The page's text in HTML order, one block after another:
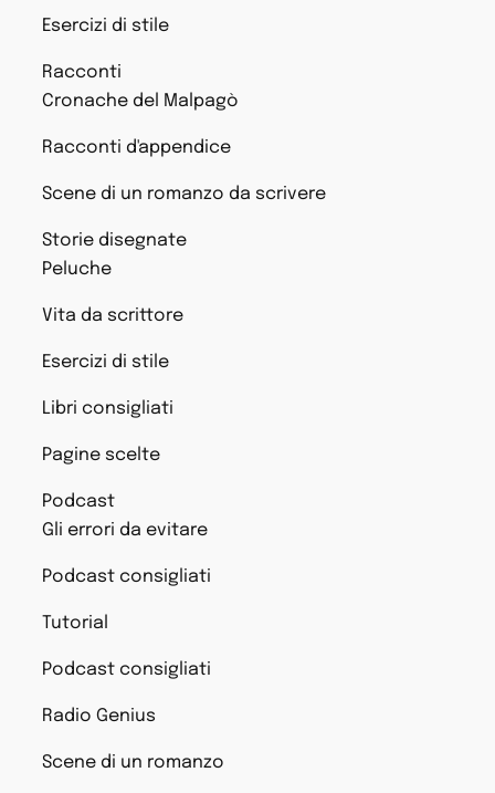
Esercizi di stile
Racconti
Cronache del Malpagò
Racconti d'appendice
Scene di un romanzo da scrivere
Storie disegnate
Peluche
Vita da scrittore
Esercizi di stile
Libri consigliati
Pagine scelte
Podcast
Gli errori da evitare
Podcast consigliati
Tutorial
Podcast consigliati
Radio Genius
Scene di un romanzo